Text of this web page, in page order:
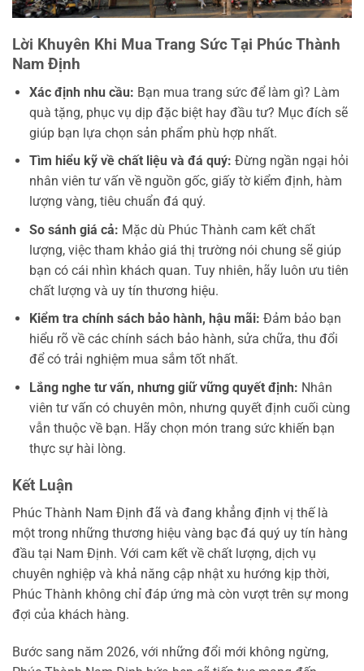
Lời Khuyên Khi Mua Trang Sức Tại Phúc Thành
Nam Định
Xác định nhu cầu: Bạn mua trang sức để làm gì? Làm
quà tặng, phục vụ dịp đặc biệt hay đầu tư? Mục đích sẽ
giúp bạn lựa chọn sản phẩm phù hợp nhất.
Tìm hiểu kỹ về chất liệu và đá quý: Đừng ngần ngại hỏi
nhân viên tư vấn về nguồn gốc, giấy tờ kiểm định, hàm
lượng vàng, tiêu chuẩn đá quý.
So sánh giá cả: Mặc dù Phúc Thành cam kết chất
lượng, việc tham khảo giá thị trường nói chung sẽ giúp
bạn có cái nhìn khách quan. Tuy nhiên, hãy luôn ưu tiên
chất lượng và uy tín thương hiệu.
Kiểm tra chính sách bảo hành, hậu mãi: Đảm bảo bạn
hiểu rõ về các chính sách bảo hành, sửa chữa, thu đổi
để có trải nghiệm mua sắm tốt nhất.
Lắng nghe tư vấn, nhưng giữ vững quyết định: Nhân
viên tư vấn có chuyên môn, nhưng quyết định cuối cùng
vẫn thuộc về bạn. Hãy chọn món trang sức khiến bạn
thực sự hài lòng.
Kết Luận
Phúc Thành Nam Định đã và đang khẳng định vị thế là
một trong những thương hiệu vàng bạc đá quý uy tín hàng
đầu tại Nam Định. Với cam kết về chất lượng, dịch vụ
chuyên nghiệp và khả năng cập nhật xu hướng kịp thời,
Phúc Thành không chỉ đáp ứng mà còn vượt trên sự mong
đợi của khách hàng.
Bước sang năm 2026, với những đổi mới không ngừng,